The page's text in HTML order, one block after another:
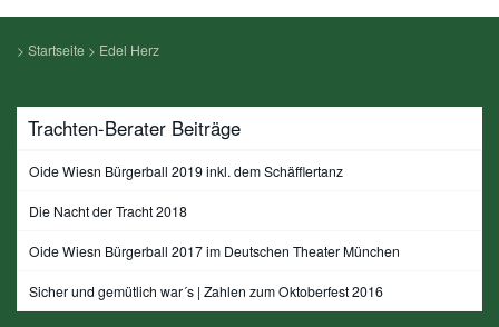
> Startseite > Edel Herz
Trachten-Berater Beiträge
Oide Wiesn Bürgerball 2019 inkl. dem Schäfflertanz
Die Nacht der Tracht 2018
Oide Wiesn Bürgerball 2017 im Deutschen Theater München
Sicher und gemütlich war´s | Zahlen zum Oktoberfest 2016